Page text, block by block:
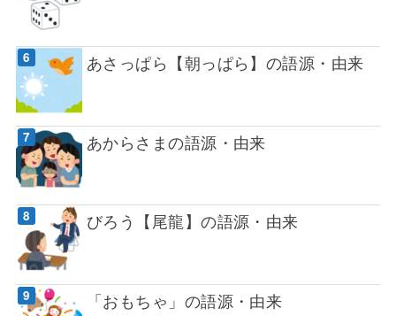
あさっぱら【朝っぱら】の語源・由来
あからさまの語源・由来
びろう【尾龍】の語源・由来
「おもちゃ」の語源・由来